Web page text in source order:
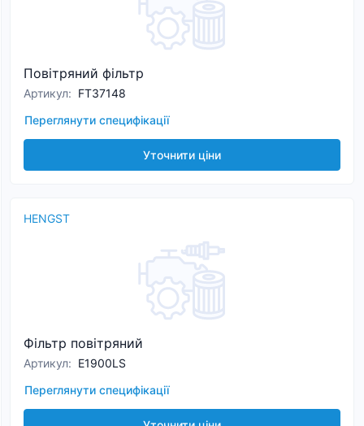
Повітряний фільтр
Артикул: FT37148
Переглянути специфікації
Уточнити ціни
HENGST
Фільтр повітряний
Артикул: E1900LS
Переглянути специфікації